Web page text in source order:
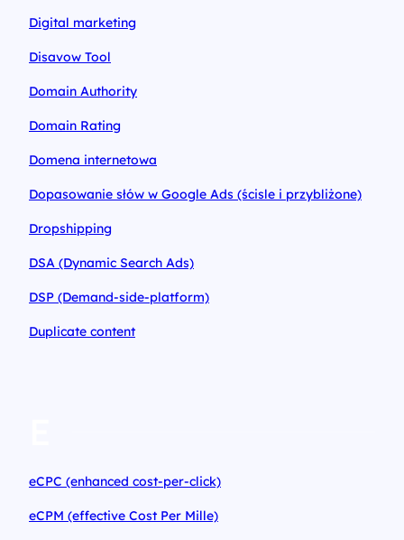
Digital marketing
Disavow Tool
Domain Authority
Domain Rating
Domena internetowa
Dopasowanie słów w Google Ads (ścisle i przybliżone)
Dropshipping
DSA (Dynamic Search Ads)
DSP (Demand-side-platform)
Duplicate content
eCPC (enhanced cost-per-click)
eCPM (effective Cost Per Mille)